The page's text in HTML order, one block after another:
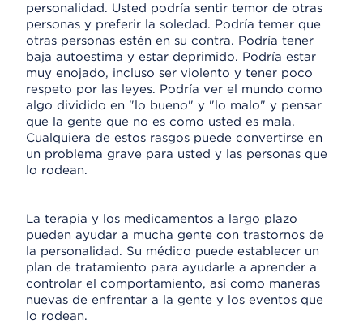
personalidad. Usted podría sentir temor de otras
personas y preferir la soledad. Podría temer que
otras personas estén en su contra. Podría tener
baja autoestima y estar deprimido. Podría estar
muy enojado, incluso ser violento y tener poco
respeto por las leyes. Podría ver el mundo como
algo dividido en "lo bueno" y "lo malo" y pensar
que la gente que no es como usted es mala.
Cualquiera de estos rasgos puede convertirse en
un problema grave para usted y las personas que
lo rodean.
La terapia y los medicamentos a largo plazo
pueden ayudar a mucha gente con trastornos de
la personalidad. Su médico puede establecer un
plan de tratamiento para ayudarle a aprender a
controlar el comportamiento, así como maneras
nuevas de enfrentar a la gente y los eventos que
lo rodean.